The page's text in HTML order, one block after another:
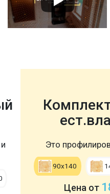
Это
90х140
Цена от